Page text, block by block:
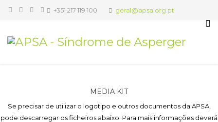
+351 217 119 100 geral@apsa.org.pt
MEDIA KIT
Se precisar de utilizar o logotipo e outros documentos da APSA,
pode descarregar os ficheiros abaixo. Para mais informações deverá